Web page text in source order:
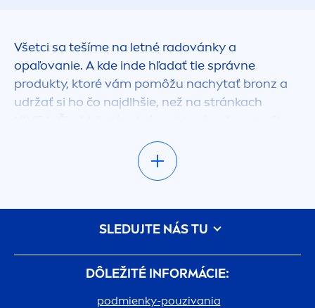
Všetci sa tešíme na letné radovánky a
opaľovanie. A kde inde hľadať tie správne
produkty, ktoré vám pomôžu nachytať bronz a
udržať si ho čo najdlhšie, než na stránkach
ochránia pred UV žiarením, vyživia citlivú
pokožku alebo podporia vaše krásne opálenie, u
nás si vyberiete z mnohých produktov, s ktorými
slniečku.
DÔLEŽITÉ INFORMÁCIE:
podmienky-pouzivania
SLEDUJTE NÁS TU